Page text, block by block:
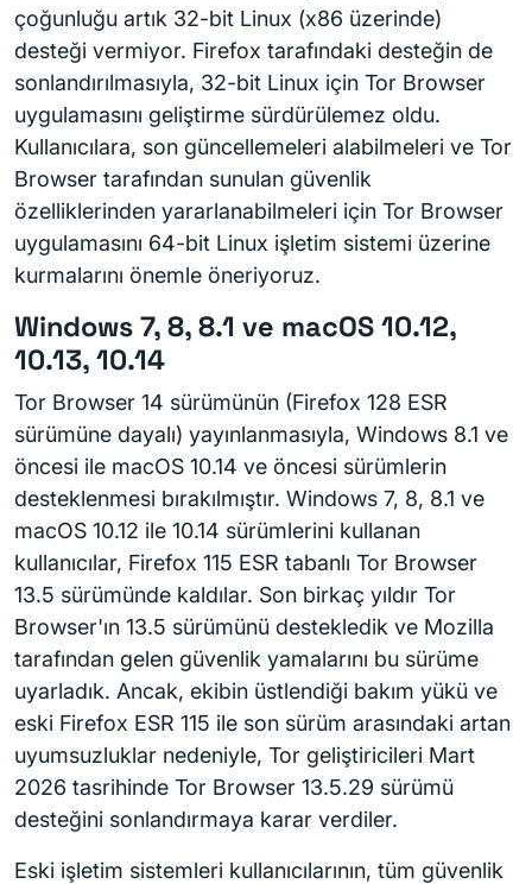
çoğunluğu artık 32-bit Linux (x86 üzerinde)
desteği vermiyor. Firefox tarafındaki desteğin de
sonlandırılmasıyla, 32-bit Linux için Tor Browser
uygulamasını geliştirme sürdürülemez oldu.
Kullanıcılara, son güncellemeleri alabilmeleri ve Tor
Browser tarafından sunulan güvenlik
özelliklerinden yararlanabilmeleri için Tor Browser
uygulamasını 64-bit Linux işletim sistemi üzerine
kurmalarını önemle öneriyoruz.
Windows 7, 8, 8.1 ve macOS 10.12,
10.13, 10.14
Tor Browser 14 sürümünün (Firefox 128 ESR
sürümüne dayalı) yayınlanmasıyla, Windows 8.1 ve
öncesi ile macOS 10.14 ve öncesi sürümlerin
desteklenmesi bırakılmıştır. Windows 7, 8, 8.1 ve
macOS 10.12 ile 10.14 sürümlerini kullanan
kullanıcılar, Firefox 115 ESR tabanlı Tor Browser
13.5 sürümünde kaldılar. Son birkaç yıldır Tor
Browser'ın 13.5 sürümünü destekledik ve Mozilla
tarafından gelen güvenlik yamalarını bu sürüme
uyarladık. Ancak, ekibin üstlendiği bakım yükü ve
eski Firefox ESR 115 ile son sürüm arasındaki artan
uyumsuzluklar nedeniyle, Tor geliştiricileri Mart
2026 tasrihinde Tor Browser 13.5.29 sürümü
desteğini sonlandırmaya karar verdiler.
Eski işletim sistemleri kullanıcılarının, tüm güvenlik